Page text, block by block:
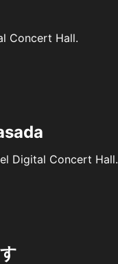
Concert Hall.
Digital Concert Hall.